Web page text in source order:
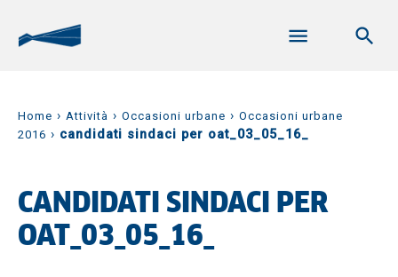
Home › Attività › Occasioni urbane › Occasioni urbane
2016 › candidati sindaci per oat_03_05_16_
CANDIDATI SINDACI PER
OAT_03_05_16_